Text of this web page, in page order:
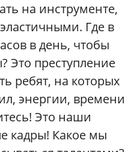
на инструменте,
Где в
в день, чтобы
Это преступление
ребят, на которых
энергии, времени
Это наши
кадры! Какое мы